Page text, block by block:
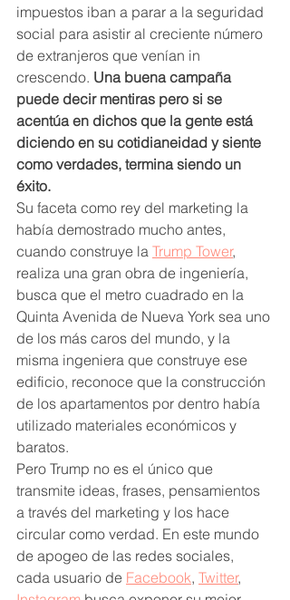
impuestos iban a parar a la seguridad
social para asistir al creciente número
de extranjeros que venían in
crescendo. Una buena campaña
puede decir mentiras pero si se
acentúa en dichos que la gente está
diciendo en su cotidianeidad y siente
como verdades, termina siendo un
éxito.
Su faceta como rey del marketing la
había demostrado mucho antes,
cuando construye la Trump Tower,
realiza una gran obra de ingeniería,
busca que el metro cuadrado en la
Quinta Avenida de Nueva York sea uno
de los más caros del mundo, y la
misma ingeniera que construye ese
edificio, reconoce que la construcción
de los apartamentos por dentro había
utilizado materiales económicos y
baratos.
Pero Trump no es el único que
transmite ideas, frases, pensamientos
a través del marketing y los hace
circular como verdad. En este mundo
de apogeo de las redes sociales,
cada usuario de Facebook, Twitter,